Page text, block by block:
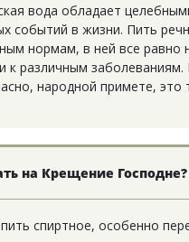
вода обладает
событий в жизни. Пить
нормам, в ней все
к различным
народной примете,
на Крещение Господне?
спиртное, особенно